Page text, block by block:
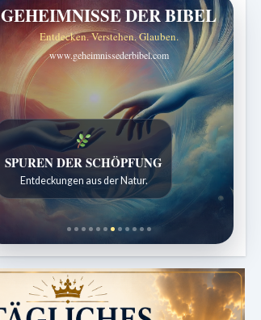
GEHEIMNISSE DER BIBEL
Entdecken. Verstehen. Glauben.
www.geheimnissederbibel.com
SPUREN DER SCHÖPFUNG
Entdeckungen aus der Natur.